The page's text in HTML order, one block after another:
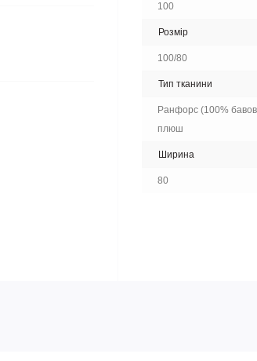
100
Розмір
100/80
Тип тканини
Ранфорс (100%
плюш
Ширина
80